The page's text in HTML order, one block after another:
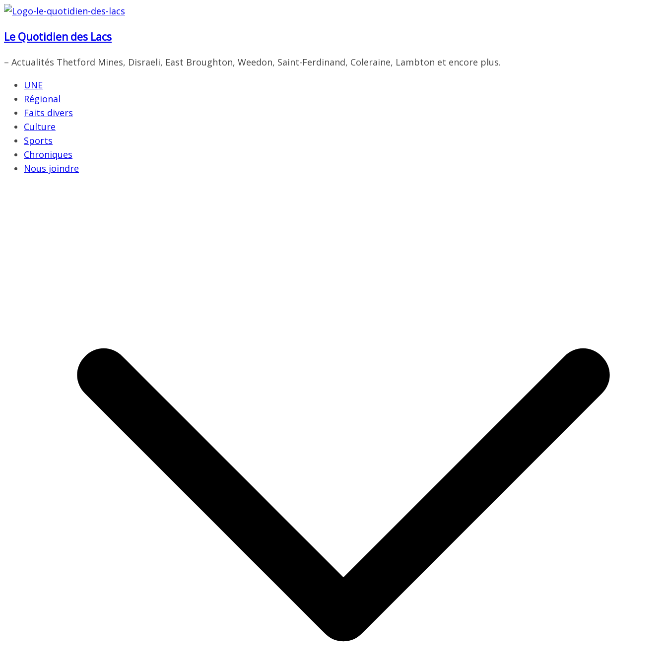
Passer
contenu
Le Quotidien des Lacs
– Actualités Thetford Mines, Disraeli, East Broughton, Weedon, Saint-Ferdinand, Coleraine, Lambton et encore plus.
UNE
Régional
Faits divers
Culture
Sports
Chroniques
Nous joindre